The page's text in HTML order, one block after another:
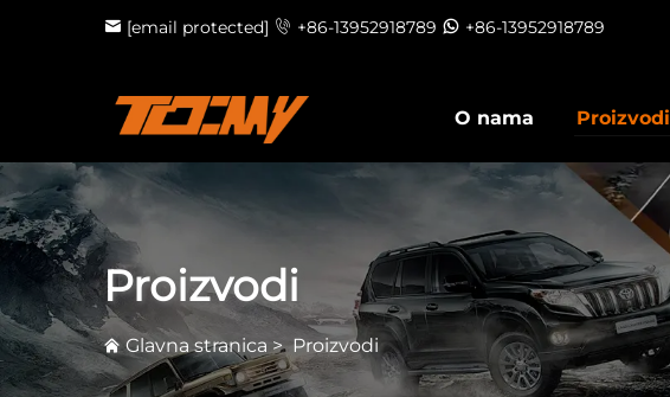
[email protected] +86-13952918789 +86-13952918789
O nama Proizvodi
Proizvodi
Glavna stranica >Proizvodi